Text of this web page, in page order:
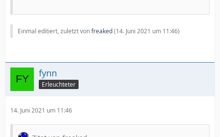
Einmal editiert, zuletzt vonfreaked(14. Juni 2021 um 11:46)
fynn
Erleuchteter
14. Juni 2021 um 11:46